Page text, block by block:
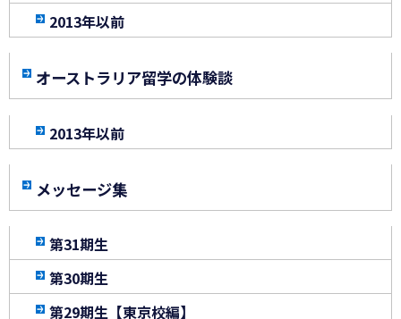
2013年以前
オーストラリア留学の体験談
2013年以前
メッセージ集
第31期生
第30期生
第29期生【東京校編】